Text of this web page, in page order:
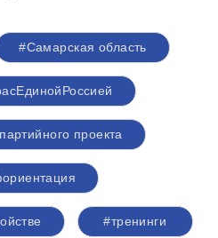
#Самарская область
проекта
#тренинги